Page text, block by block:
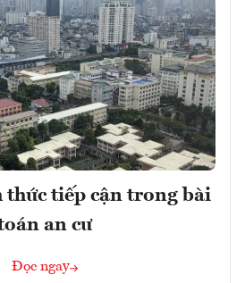
tiếp cận trong bài
an cư
Đọc ngay